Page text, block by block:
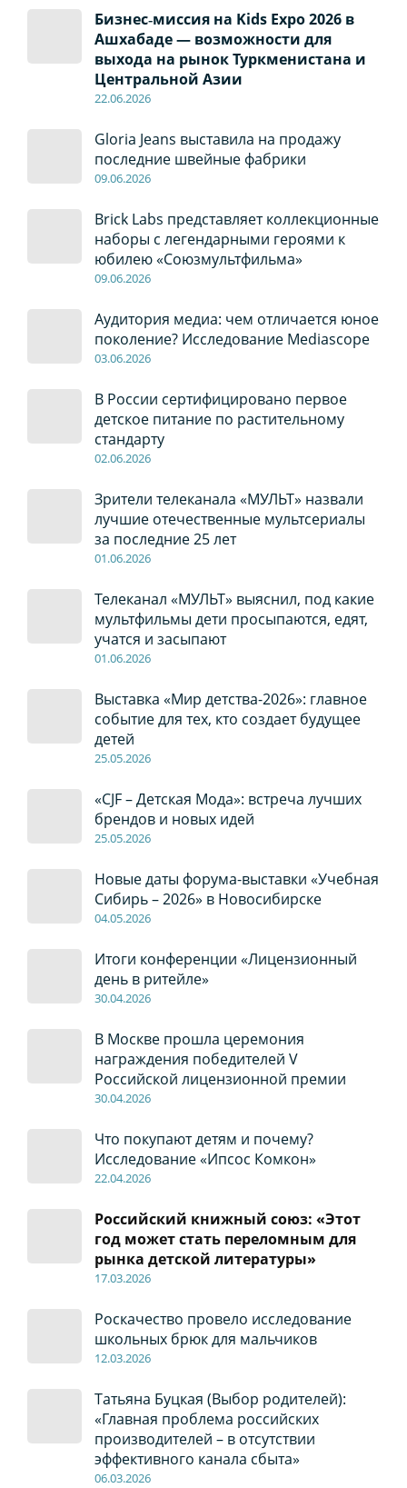
Бизнес‑миссия на Kids Expo 2026 в
Ашхабаде — возможности для
выхода на рынок Туркменистана и
Центральной Азии
22.06.2026
Gloria Jeans выставила на продажу
последние швейные фабрики
09.06.2026
Brick Labs представляет коллекционные
наборы с легендарными героями к
юбилею «Союзмультфильма»
09.06.2026
Аудитория медиа: чем отличается юное
поколение? Исследование Mediascope
03.06.2026
В России сертифицировано первое
детское питание по растительному
стандарту
02.06.2026
Зрители телеканала «МУЛЬТ» назвали
лучшие отечественные мультсериалы
за последние 25 лет
01.06.2026
Телеканал «МУЛЬТ» выяснил, под какие
мультфильмы дети просыпаются, едят,
учатся и засыпают
01.06.2026
Выставка «Мир детства-2026»: главное
событие для тех, кто создает будущее
детей
25.05.2026
«CJF – Детская Мода»: встреча лучших
брендов и новых идей
25.05.2026
Новые даты форума-выставки «Учебная
Сибирь – 2026» в Новосибирске
04.05.2026
Итоги конференции «Лицензионный
день в ритейле»
30.04.2026
В Москве прошла церемония
награждения победителей V
Российской лицензионной премии
30.04.2026
Что покупают детям и почему?
Исследование «Ипсос Комкон»
22.04.2026
Российский книжный союз: «Этот
год может стать переломным для
рынка детской литературы»
17.03.2026
Роскачество провело исследование
школьных брюк для мальчиков
12.03.2026
Татьяна Буцкая (Выбор родителей):
«Главная проблема российских
производителей – в отсутствии
эффективного канала сбыта»
06.03.2026